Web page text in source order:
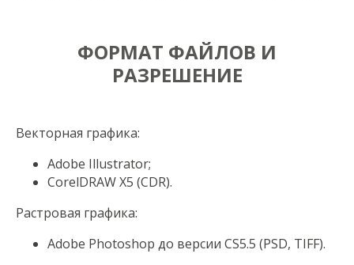
ФОРМАТ ФАЙЛОВ И
РАЗРЕШЕНИЕ
Векторная графика:
Adobe Illustrator;
CorelDRAW Х5 (CDR).
Растровая графика:
Adobe Photoshop до версии CS5.5 (PSD, TIFF).